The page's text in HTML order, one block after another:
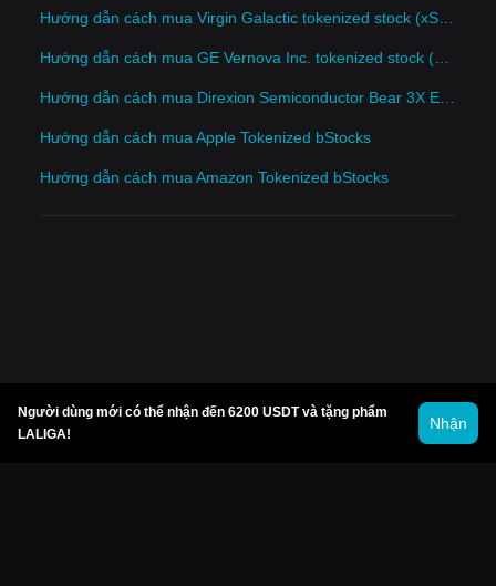
Hướng dẫn cách mua Apple Tokenized bStocks
Hướng dẫn cách mua Amazon Tokenized bStocks
Người dùng mới có thể nhận đến 6200 USDT và tặng phẩm
LALIGA!
Nhận